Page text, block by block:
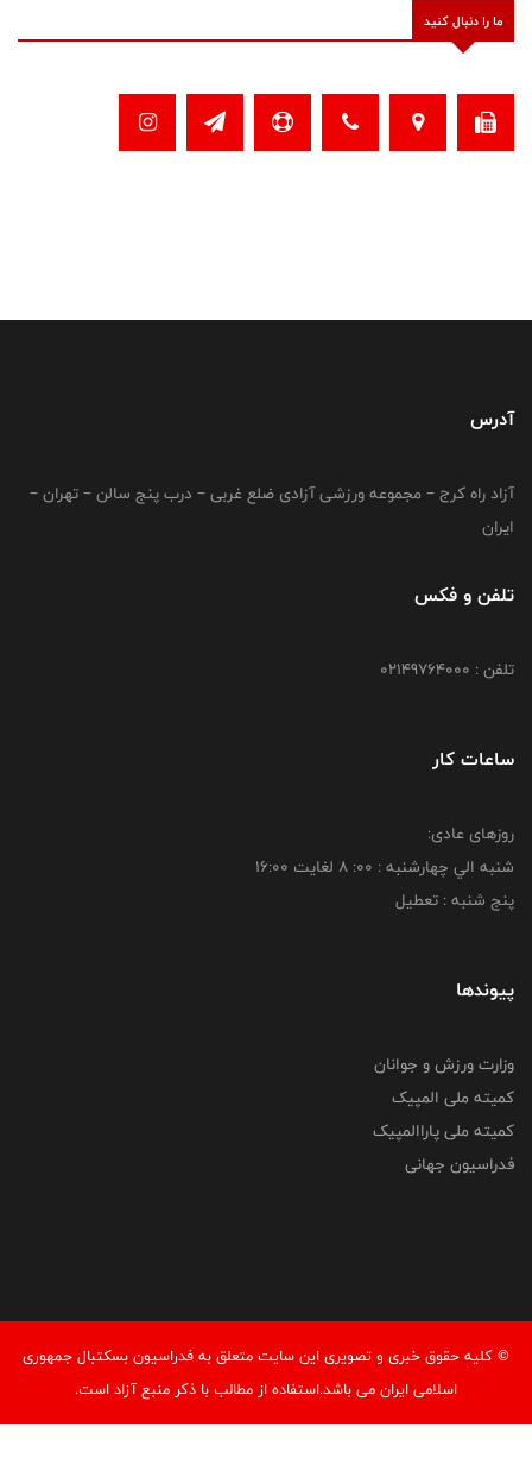
ما را دنبال کنید
آدرس
آزاد راه کرج – مجموعه ورزشی آزادی ضلع غربی – درب پنج سالن – تهران –
ایران
تلفن و فکس
تلفن : 02149764000
ساعات کار
روزهای عادی:
شنبه الي چهارشنبه : 00: 8 لغايت 16:00
پنج شنبه : تعطیل
پیوندها
وزارت ورزش و جوانان
کمیته ملی المپیک
کمیته ملی پاراالمپیک
فدراسیون جهانی
© کليه حقوق خبری و تصويری اين سايت متعلق به فدراسیون بسکتبال جمهوری
اسلامی ایران می باشد.استفاده از مطالب با ذكر منبع آزاد است.